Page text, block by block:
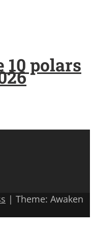
10 polars
| Theme: Awaken